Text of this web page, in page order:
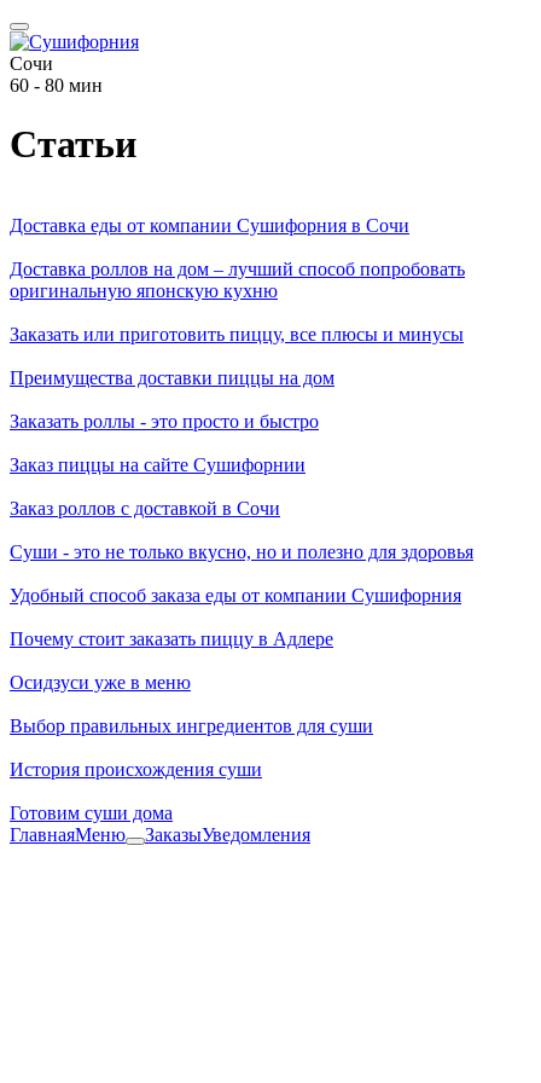
Сочи
60 - 80 мин
Статьи
Доставка еды от компании Сушифорния в Сочи
Доставка роллов на дом – лучший способ попробовать
оригинальную японскую кухню
Заказать или приготовить пиццу, все плюсы и минусы
Преимущества доставки пиццы на дом
Заказать роллы - это просто и быстро
Заказ пиццы на сайте Сушифорнии
Заказ роллов с доставкой в Сочи
Суши - это не только вкусно, но и полезно для здоровья
Удобный способ заказа еды от компании Сушифорния
Почему стоит заказать пиццу в Адлере
Осидзуси уже в меню
Выбор правильных ингредиентов для суши
История происхождения суши
Готовим суши дома
ГлавнаяМеню ЗаказыУведомления